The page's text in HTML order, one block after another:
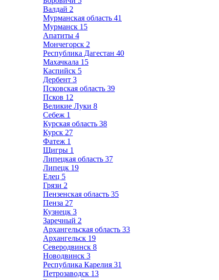
Валдай 2
Мурманская область 41
Мурманск 15
Апатиты 4
Мончегорск 2
Республика Дагестан 40
Махачкала 15
Каспийск 5
Дербент 3
Псковская область 39
Псков 12
Великие Луки 8
Себеж 1
Курская область 38
Курск 27
Фатеж 1
Щигры 1
Липецкая область 37
Липецк 19
Елец 5
Грязи 2
Пензенская область 35
Пенза 27
Кузнецк 3
Заречный 2
Архангельская область 33
Архангельск 19
Северодвинск 8
Новодвинск 3
Республика Карелия 31
Петрозаводск 13